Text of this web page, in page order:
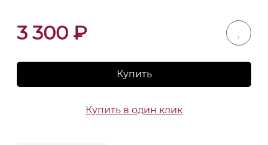
3 300 ₽
Купить
Купить в один клик